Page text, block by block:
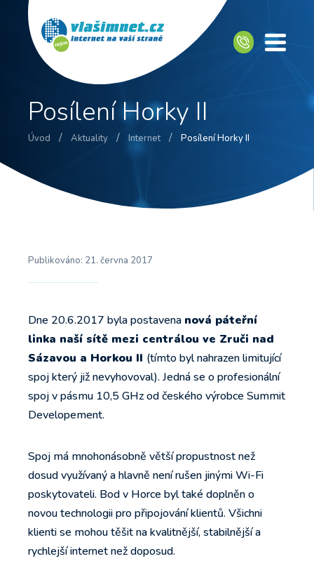
Posílení Horky II
Úvod / Aktuality / Internet / Posílení Horky II
Publikováno: 21. června 2017
Dne 20.6.2017 byla postavena nová páteřní
linka naší sítě mezi centrálou ve Zruči nad
Sázavou a Horkou II (tímto byl nahrazen limitující
spoj který již nevyhovoval). Jedná se o profesionální
spoj v pásmu 10,5 GHz od českého výrobce Summit
Developement.
Spoj má mnohonásobně větší propustnost než
dosud využívaný a hlavně není rušen jinými Wi-Fi
poskytovateli. Bod v Horce byl také doplněn o
novou technologii pro připojování klientů. Všichni
klienti se mohou těšit na kvalitnější, stabilnější a
rychlejší internet než doposud.